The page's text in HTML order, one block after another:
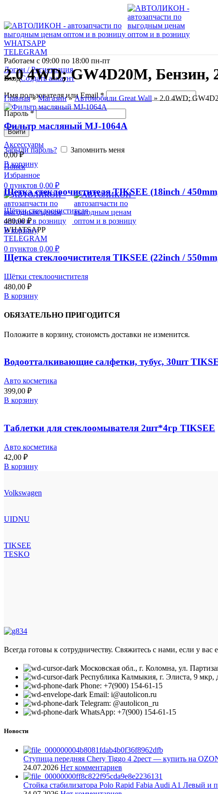
WHATSAPP
TELEGRAM
Работаем с 09:00 по 18:00 пн-пт
Логин / Регистрация
ВходСоздать аккаунт
Имя пользователя или Email*
Пароль*
Войти
Забыли пароль?
Запомнить меня
Поиск
Избранное
0 пунктов 0,00 ₽
WHATSAPP
TELEGRAM
0 пунктов 0,00 ₽
2.0 4WD; GW4D20M, Бензин,
Главная»Магазин»Автомобили Great Wall » 2.0 4WD;
Фильтр масляный MJ-1064A
Аксессуары
0,00₽
В корзину
Щетка стеклоочистителя TIKSEE (18inch /
Щётки стеклоочистителя
480,00₽
В корзину
Щетка стеклоочистителя TIKSEE (22inch /
Щётки стеклоочистителя
480,00 ₽
В корзину
ОБЯЗАТЕЛЬНО ПРИГОДИТСЯ
Положите в корзину, стоиомсть доставки не изменится.
Водоотталкивающие салфетки, тубус, 30шт
Авто косметика
399,00 ₽
В корзину
Таблетки для стеклоомывателя 2шт*4гр TIKSEE
Авто косметика
42,00 ₽
В корзину
Volkswagen
UIDNU
TIKSEE
TESKO
Всегда готовы к сотрудничеству. Свяжитесь с нами, если у
Московская обл., г. Коломна, ул.
Республика Калмыкия, г. Элиста, 9 мкр,
Phone: +7(900) 154-61-15
Email: i@autolicon.ru
Telegram: @autolicon_ru
WhatsApp: +7(900) 154-61-15
Новости
Ступица передняя Chery Tiggo 4 2рест — купить на
24.07.2026 Нет комментариев
Стойка стабилизатора Polo Rapid Fabia Audi A1 Левый и